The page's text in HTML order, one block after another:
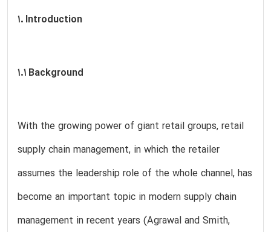
1. Introduction
1.1 Background
With the growing power of giant retail groups, retail
supply chain management, in which the retailer
assumes the leadership role of the whole channel, has
become an important topic in modern supply chain
management in recent years (Agrawal and Smith,